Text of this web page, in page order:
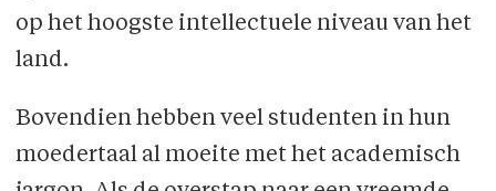
op het hoogste intellectuele niveau van het
land.
Bovendien hebben veel studenten in hun
moedertaal al moeite met het academisch